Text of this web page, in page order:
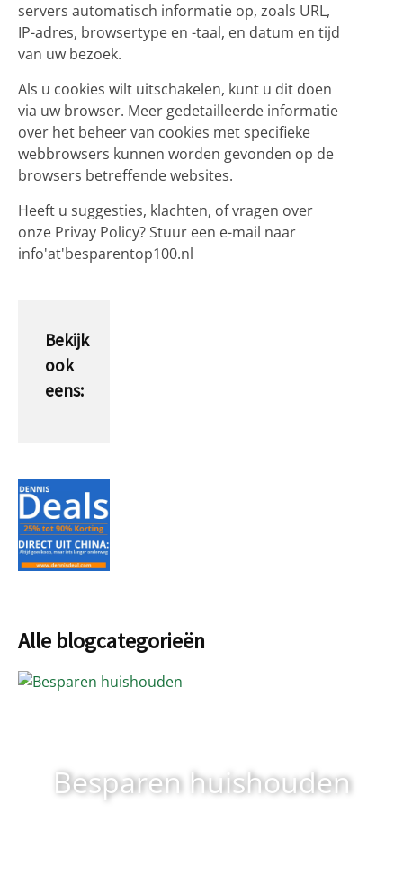
servers automatisch informatie op, zoals URL,
IP-adres, browsertype en -taal, en datum en tijd
van uw bezoek.
Als u cookies wilt uitschakelen, kunt u dit doen
via uw browser. Meer gedetailleerde informatie
over het beheer van cookies met specifieke
webbrowsers kunnen worden gevonden op de
browsers betreffende websites.
Heeft u suggesties, klachten, of vragen over
onze Privay Policy? Stuur een e-mail naar
info'at'besparentop100.nl
Bekijk
ook
eens:
Alle blogcategorieën
Besparen huishouden